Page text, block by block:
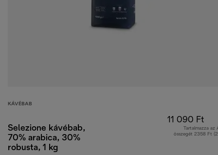
KÁVÉBAB
Selezione kávébab,
70% arabica, 30%
robusta, 1 kg
11 090 Ft
Tartalmazza az
összegét 2358 Ft